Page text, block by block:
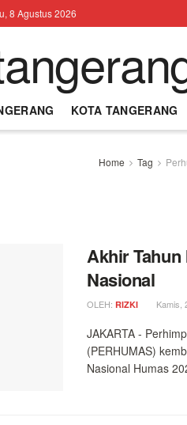
8 Agustus 2026
KOTA TANGERANG
Home Tag
Akhir
Nasional
OLEH: RIZKI Kamis,
JAKARTA -
(PERHUMAS)
Nasional Humas